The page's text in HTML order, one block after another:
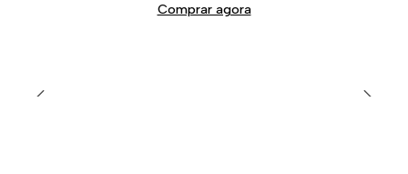
Comprar agora